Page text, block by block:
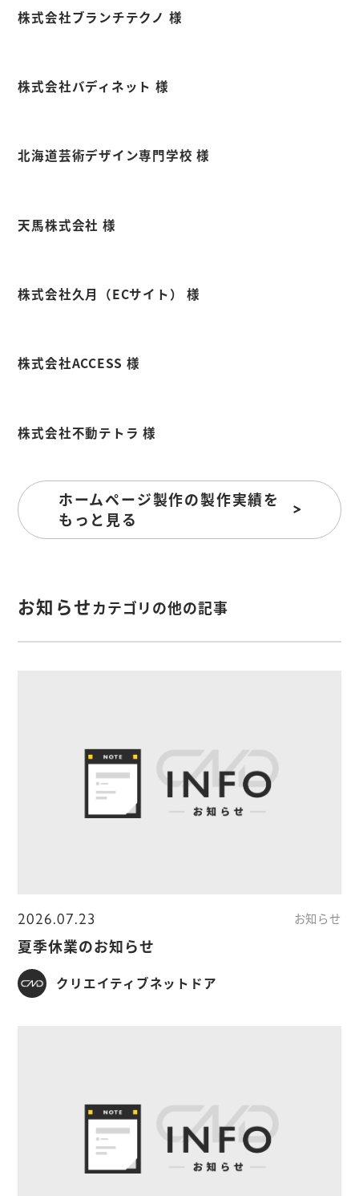
株式会社ブランチテクノ 様
株式会社バディネット 様
北海道芸術デザイン専門学校 様
天馬株式会社 様
株式会社久月（ECサイト） 様
株式会社ACCESS 様
株式会社不動テトラ 様
ホームページ製作の製作実績を
もっと見る
お知らせカテゴリの他の記事
2026.07.23 お知らせ
夏季休業のお知らせ
クリエイティブネットドア